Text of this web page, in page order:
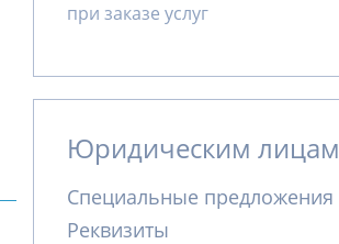
при заказе услуг
Юридическим лицам
Специальные предложения
Реквизиты